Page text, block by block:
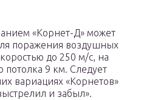
«Корнет-Д» может
поражения воздушных
до 250 м/с, на
потолка 9 км. Следует
вариациях «Корнетов»
и забыл».